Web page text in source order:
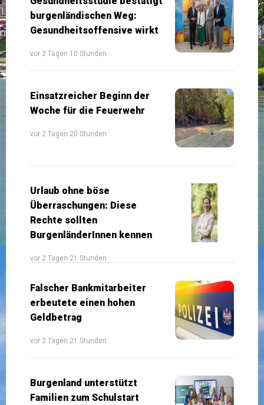
burgenländischen Weg:
Gesundheitsoffensive wirkt
vor 2 Tagen 10 Stunden
Einsatzreicher Beginn der
Woche für die Feuerwehr
vor 2 Tagen 20 Stunden
Urlaub ohne böse
Überraschungen: Diese
Rechte sollten
BurgenländerInnen kennen
vor 2 Tagen 21 Stunden
Falscher Bankmitarbeiter
erbeutete einen hohen
Geldbetrag
vor 2 Tagen 21 Stunden
Burgenland unterstützt
Familien zum Schulstart